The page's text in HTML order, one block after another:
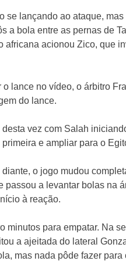
se lançando ao ataque,
a bola entre as pernas de
africana acionou Zico, que
lance no vídeo, o árbitro
do lance.
vez com Salah
e ampliar para o
o jogo mudou
a levantar bolas na
à reação.
minutos para empatar. Na
a ajeitada do lateral
mas nada pôde fazer para